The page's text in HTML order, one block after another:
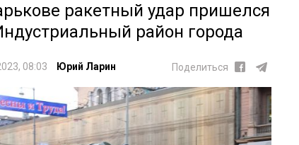
ракетный удар пришелся
район города
08:03 Юрий Ларин Поделиться